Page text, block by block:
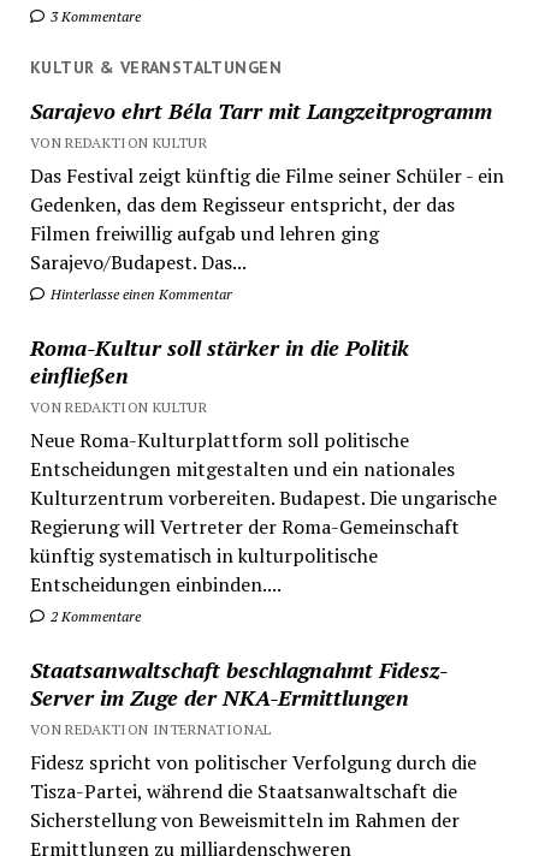
3 Kommentare
KULTUR & VERANSTALTUNGEN
Sarajevo ehrt Béla Tarr mit Langzeitprogramm
VON REDAKTION KULTUR
Das Festival zeigt künftig die Filme seiner Schüler - ein
Gedenken, das dem Regisseur entspricht, der das
Filmen freiwillig aufgab und lehren ging
Sarajevo/Budapest. Das...
Hinterlasse einen Kommentar
Roma-Kultur soll stärker in die Politik
einfließen
VON REDAKTION KULTUR
Neue Roma-Kulturplattform soll politische
Entscheidungen mitgestalten und ein nationales
Kulturzentrum vorbereiten. Budapest. Die ungarische
Regierung will Vertreter der Roma-Gemeinschaft
künftig systematisch in kulturpolitische
Entscheidungen einbinden....
2 Kommentare
Staatsanwaltschaft beschlagnahmt Fidesz-
Server im Zuge der NKA-Ermittlungen
VON REDAKTION INTERNATIONAL
Fidesz spricht von politischer Verfolgung durch die
Tisza-Partei, während die Staatsanwaltschaft die
Sicherstellung von Beweismitteln im Rahmen der
Ermittlungen zu milliardenschweren